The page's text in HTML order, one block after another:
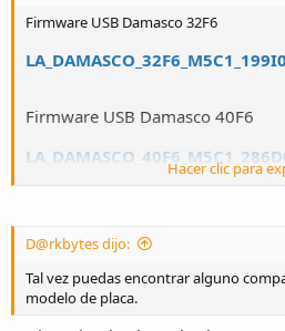
Firmware USB Damasco 32F6
Firmware USB Damasco 40F6
Hacer clic para
D@rkbytes dijo:
Tal vez puedas encontrar alguno
modelo de placa.